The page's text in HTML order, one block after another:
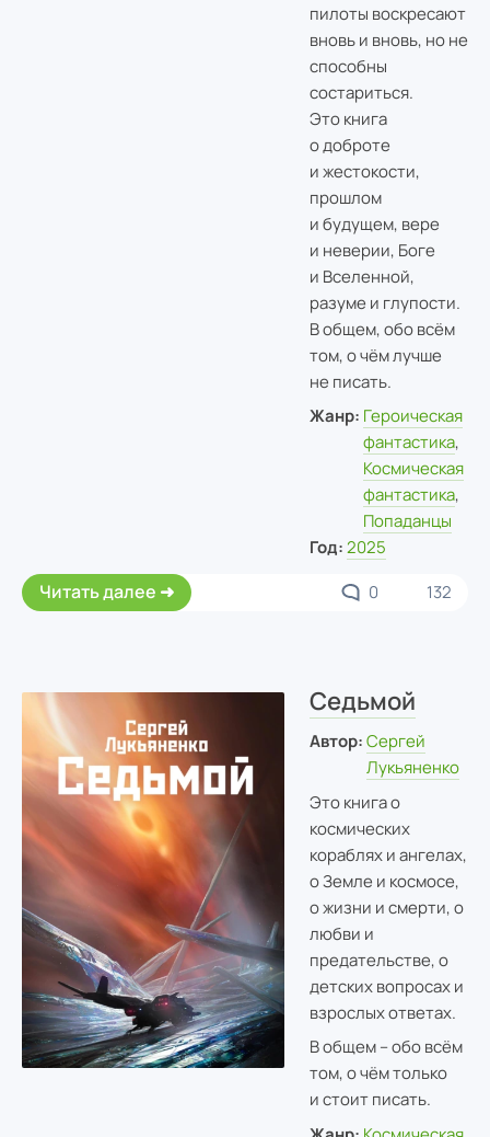
пилоты воскресают
вновь и вновь, но не
способны
состариться.
Это книга
о доброте
и жестокости,
прошлом
и будущем, вере
и неверии, Боге
и Вселенной,
разуме и глупости.
В общем, обо всём
том, о чём лучше
не писать.
Жанр: Героическая
фантастика,
Космическая
фантастика,
Попаданцы
Год: 2025
Читать далее 0 132
Седьмой
Автор: Сергей
Лукьяненко
Это книга о
космических
кораблях и ангелах,
о Земле и космосе,
о жизни и смерти, о
любви и
предательстве, о
детских вопросах и
взрослых ответах.
В общем – обо всём
том, о чём только
и стоит писать.